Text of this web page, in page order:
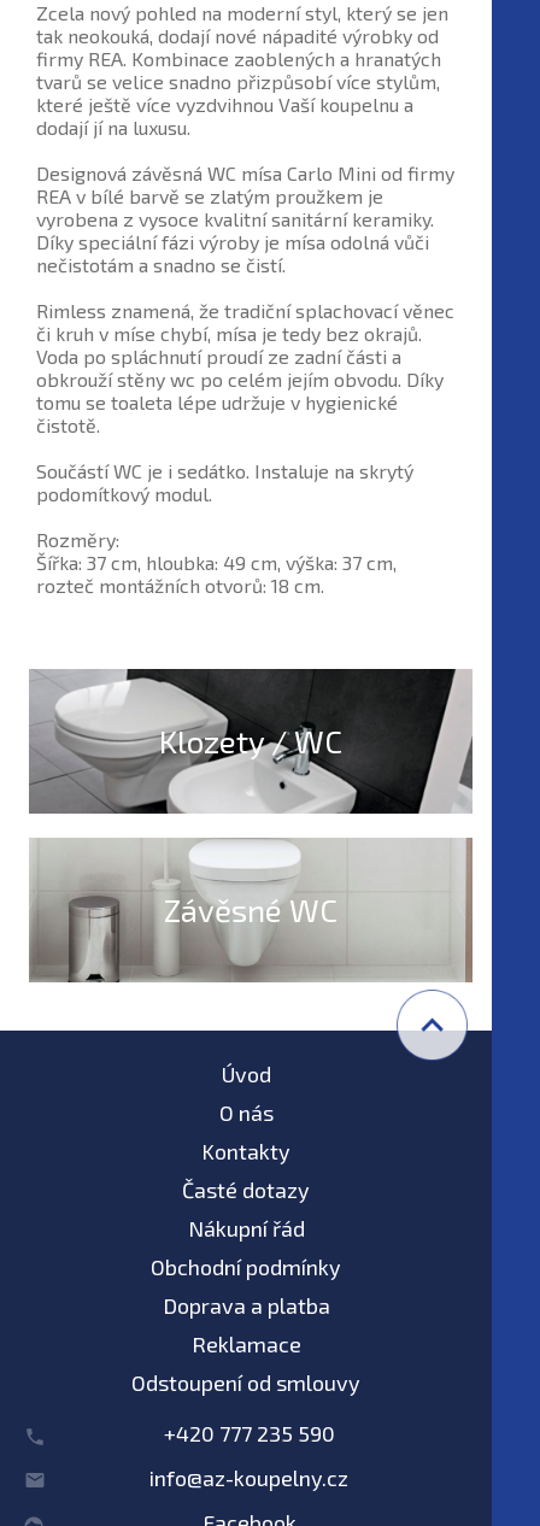
Zcela nový pohled na moderní styl, který se jen
tak neokouká, dodají nové nápadité výrobky od
firmy REA. Kombinace zaoblených a hranatých
tvarů se velice snadno přizpůsobí více stylům,
které ještě více vyzdvihnou Vaší koupelnu a
dodají jí na luxusu.
Designová závěsná WC mísa Carlo Mini od firmy
REA v bílé barvě se zlatým proužkem je
vyrobena z vysoce kvalitní sanitární keramiky.
Díky speciální fázi výroby je mísa odolná vůči
nečistotám a snadno se čistí.
Rimless znamená, že tradiční splachovací věnec
či kruh v míse chybí, mísa je tedy bez okrajů.
Voda po spláchnutí proudí ze zadní části a
obkrouží stěny wc po celém jejím obvodu. Díky
tomu se toaleta lépe udržuje v hygienické
čistotě.
Součástí WC je i sedátko. Instaluje na skrytý
podomítkový modul.
Rozměry:
Šířka: 37 cm, hloubka: 49 cm, výška: 37 cm,
rozteč montážních otvorů: 18 cm.
Klozety / WC
Závěsné WC
Úvod
O nás
Kontakty
Časté dotazy
Nákupní řád
Obchodní podmínky
Doprava a platba
Reklamace
Odstoupení od smlouvy
+420 777 235 590
info@az-koupelny.cz